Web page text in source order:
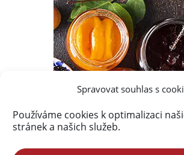
Spravovat souhlas s
Používáme cookies k optimalizaci
stránek a našich služeb.